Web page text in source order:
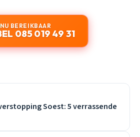
NU BEREIKBAAR
085 019 49 31
Soest: 5 verrassende